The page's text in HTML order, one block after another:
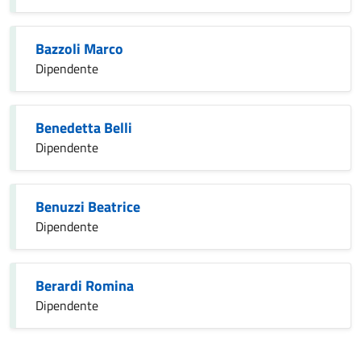
Bazzoli Marco
Dipendente
Benedetta Belli
Dipendente
Benuzzi Beatrice
Dipendente
Berardi Romina
Dipendente